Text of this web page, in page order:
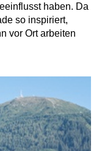
haben. Da
so inspiriert,
vor Ort arbeiten